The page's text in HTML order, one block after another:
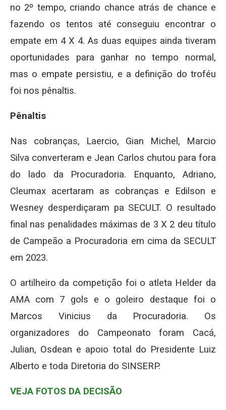
no 2º tempo, criando chance atrás de chance e
fazendo os tentos até conseguiu encontrar o
empate em 4 X 4. As duas equipes ainda tiveram
oportunidades para ganhar no tempo normal,
mas o empate persistiu, e a definição do troféu
foi nos pênaltis.
Pênaltis
Nas cobranças, Laercio, Gian Michel, Marcio
Silva converteram e Jean Carlos chutou para fora
do lado da Procuradoria. Enquanto, Adriano,
Cleumax acertaram as cobranças e Edilson e
Wesney desperdiçaram pa SECULT. O resultado
final nas penalidades máximas de 3 X 2 deu título
de Campeão a Procuradoria em cima da SECULT
em 2023.
O artilheiro da competição foi o atleta Helder da
AMA com 7 gols e o goleiro destaque foi o
Marcos Vinicius da Procuradoria. Os
organizadores do Campeonato foram Cacá,
Julian, Osdean e apoio total do Presidente Luiz
Alberto e toda Diretoria do SINSERP.
VEJA FOTOS DA DECISÃO